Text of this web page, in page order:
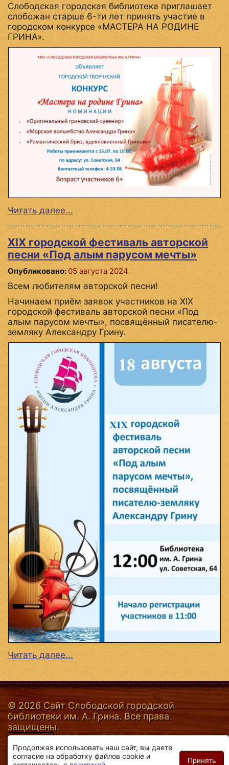
Слободская городская библиотека приглашает
слобожан старше 6-ти лет принять участие в
городском конкурсе «МАСТЕРА НА РОДИНЕ
ГРИНА».
Читать далее...
XIX городской фестиваль авторской
песни «Под алым парусом мечты»
Опубликовано: 05 августа 2024
Всем любителям авторской песни!
Начинаем приём заявок участников на XIX
городской фестиваль авторской песни «Под
алым парусом мечты», посвящённый писателю-
земляку Александру Грину.
Читать далее...
© 2026 Сайт Слободской городской
библиотеки им. А. Грина. Все права
защищены.
Продолжая использовать наш сайт, вы даете
согласие на обработку файлов cookie и
Принять